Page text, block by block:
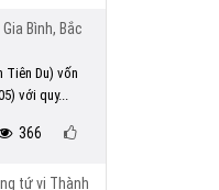
Bình, Bắc
Tiên Du) vốn
với quy...
366
tứ vị Thành